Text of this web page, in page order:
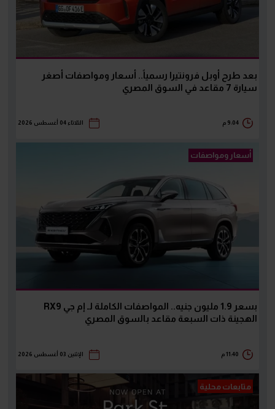
بعد طرح أوبل فرونتيرا رسمياً.. أسعار ومواصفات أصغر
سيارة 7 مقاعد في السوق المصري
9:04 م الثلاثاء 04 أغسطس 2026
أسعار ومواصفات
بسعر 1.9 مليون جنيه.. المواصفات الكاملة لـ إم جي RX9
الهجينة ذات السبعة مقاعد بالسوق المصري
11:40 م الإثنين 03 أغسطس 2026
متابعات محلية